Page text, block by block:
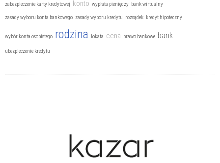
zabezpieczenie karty kredytowej konto wypłata pieniędzy bank wirtualny
zasady wyboru konta bankowego zasady wyboru kredytu rozsądek kredyt hipoteczny
wybór konta osobistego rodzina lokata cena prawo bankowe bank
ubezpieczenie kredytu